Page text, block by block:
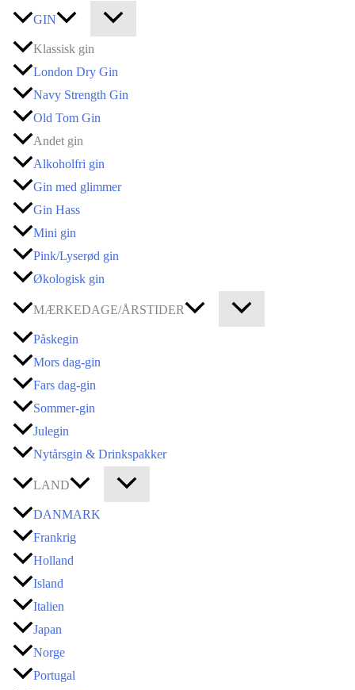
GIN
Klassisk gin
London Dry Gin
Navy Strength Gin
Old Tom Gin
Andet gin
Alkoholfri gin
Gin med glimmer
Gin Hass
Mini gin
Pink/Lyserød gin
Økologisk gin
MÆRKEDAGE/ÅRSTIDER
Påskegin
Mors dag-gin
Fars dag-gin
Sommer-gin
Julegin
Nytårsgin & Drinkspakker
LAND
DANMARK
Frankrig
Holland
Island
Italien
Japan
Norge
Portugal